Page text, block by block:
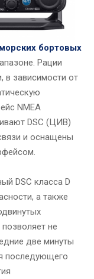
морских бортовых
Рации
в зависимости от
NMEA
DSC (ЦИВ)
и оснащены
DSC класса D
а также
не
две минуты
последующего